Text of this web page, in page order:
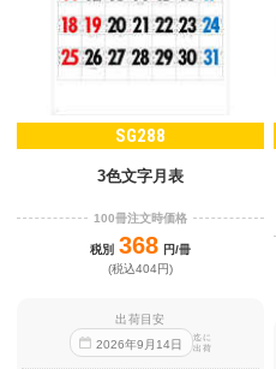
SG288
3色文字月表
100冊注文時価格
税別 368 円/冊
(税込404円)
出荷目安
2026年9 月 14日
迄に
出荷